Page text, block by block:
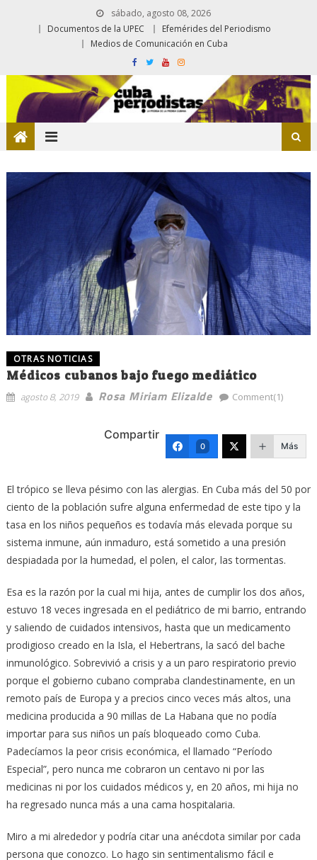
sábado, agosto 08, 2026
Documentos de la UPEC
Efemérides del Periodismo
Medios de Comunicación en Cuba
OTRAS NOTICIAS
Médicos cubanos bajo fuego mediático
agosto 8, 2019 Rosa Miriam Elizalde Comment(1)
Compartir
0 Más
El trópico se lleva pésimo con las alergias. En Cuba más del 50 por
ciento de la población sufre alguna enfermedad de este tipo y la
tasa en los niños pequeños es todavía más elevada porque su
sistema inmune, aún inmaduro, está sometido a una presión
despiadada por la humedad, el polen, el calor, las tormentas.
Esa es la razón por la cual mi hija, antes de cumplir los dos años,
estuvo 18 veces ingresada en el pediátrico de mi barrio, entrando
y saliendo de cuidados intensivos, hasta que un medicamento
prodigioso creado en la Isla, el Hebertrans, la sacó del bache
inmunológico. Sobrevivió a crisis y a un paro respiratorio previo
porque el gobierno cubano compraba clandestinamente, en un
remoto país de Europa y a precios cinco veces más altos, una
medicina producida a 90 millas de La Habana que no podía
importar para sus niños un país bloqueado como Cuba.
Padecíamos la peor crisis económica, el llamado “Período
Especial”, pero nunca me cobraron un centavo ni por las
medicinas ni por los cuidados médicos y, en 20 años, mi hija no
ha regresado nunca más a una cama hospitalaria.
Miro a mi alrededor y podría citar una anécdota similar por cada
persona que conozco. Lo hago sin sentimentalismo fácil e